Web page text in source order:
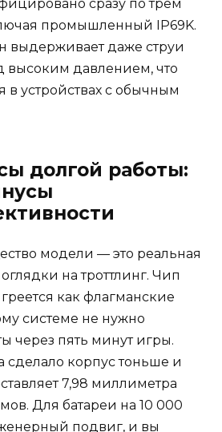
сразу по трем
промышленный IP69K.
выдерживает даже струи
высоким давлением, что
в устройствах с обычным
долгой работы:
модели — это реальная
на троттлинг. Чип
как флагманские
системе не нужно
через пять минут игры.
сделало корпус тоньше и
7,98 миллиметра
Для батареи на 10 000
подвиг, и вы